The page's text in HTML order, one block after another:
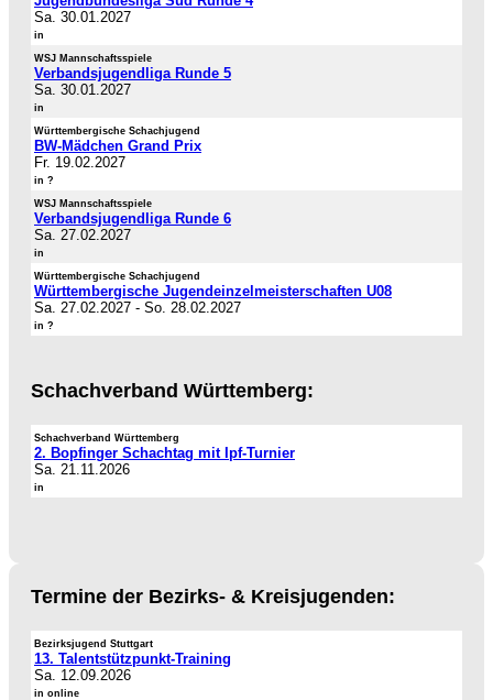
Sa. 30.01.2027
in
WSJ Mannschaftsspiele
Verbandsjugendliga Runde 5
Sa. 30.01.2027
in
Württembergische Schachjugend
BW-Mädchen Grand Prix
Fr. 19.02.2027
in ?
WSJ Mannschaftsspiele
Verbandsjugendliga Runde 6
Sa. 27.02.2027
in
Württembergische Schachjugend
Württembergische Jugendeinzelmeisterschaften U08
Sa. 27.02.2027 - So. 28.02.2027
in ?
Schachverband Württemberg:
Schachverband Württemberg
2. Bopfinger Schachtag mit Ipf-Turnier
Sa. 21.11.2026
in
Termine der Bezirks- & Kreisjugenden:
Bezirksjugend Stuttgart
13. Talentstützpunkt-Training
Sa. 12.09.2026
in online